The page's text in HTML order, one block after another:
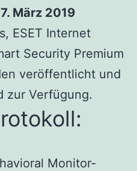
März 2019
ESET Internet
Security Premium
veröffentlicht und
zur Verfügung.
Monitor-